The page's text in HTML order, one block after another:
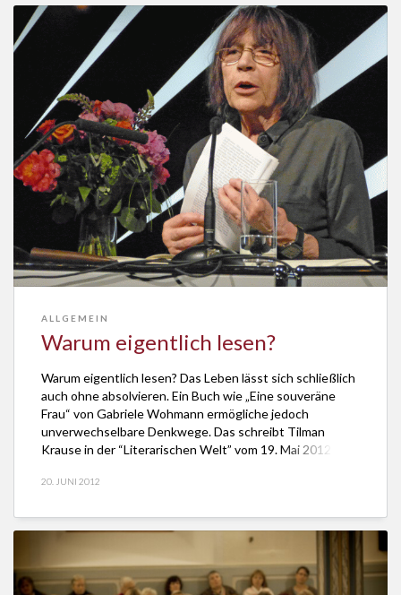
ALLGEMEIN
Warum eigentlich lesen?
Warum eigentlich lesen? Das Leben lässt sich schließlich
auch ohne absolvieren. Ein Buch wie „Eine souveräne
Frau“ von Gabriele Wohmann ermögliche jedoch
unverwechselbare Denkwege. Das schreibt Tilman
Krause in der “Literarischen Welt” vom 19. Mai 2012 über
ausgewählten Wohmann-Erzählungen. Denn lange vor
20. JUNI 2012